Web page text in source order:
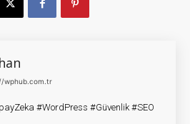
wphub.com.tr
#WordPress #Güvenlik #SEO